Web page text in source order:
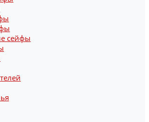
сейфы